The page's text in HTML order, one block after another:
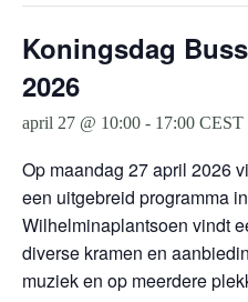
Koningsdag
2026
april 27 @ 10:00 - 17:00 CEST
Op maandag 27 april 2026
een uitgebreid programma
Wilhelminaplantsoen vindt
diverse kramen en
muziek en op meerdere